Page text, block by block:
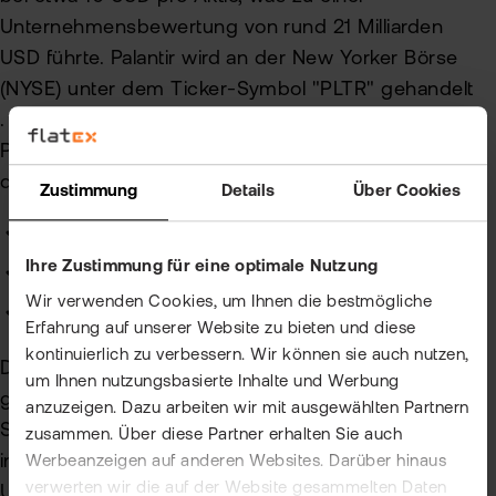
Zustimmung Details Über Cookies
Ihre Zustimmung für eine optimale Nutzung
Wir verwenden Cookies, um Ihnen die bestmögliche
Erfahrung auf unserer Website zu bieten und diese
kontinuierlich zu verbessern. Wir können sie auch nutzen,
um Ihnen nutzungsbasierte Inhalte und Werbung
anzuzeigen. Dazu arbeiten wir mit ausgewählten Partnern
zusammen. Über diese Partner erhalten Sie auch
Werbeanzeigen auf anderen Websites. Darüber hinaus
verwerten wir die auf der Website gesammelten Daten
Unternehmensbewertung von rund 21 Milliarden
USD führte. Palantir wird an der New Yorker Börse
(NYSE) unter dem Ticker-Symbol "PLTR" gehandelt
. Zusätzlich zu seiner Notierung an der NYSE ist
Palantir in mehreren wichtigen Indizes vertreten,
darunter:
Russell 3000
S&P 500 Information Technology Index
Die Aktie von Palantir stößt seit Börsengang auf
großes Interesse, da das Unternehmen eine
Schlüsselrolle im Bereich der Datenanalyse spielt,
insbesondere für Regierungsbehörden und private